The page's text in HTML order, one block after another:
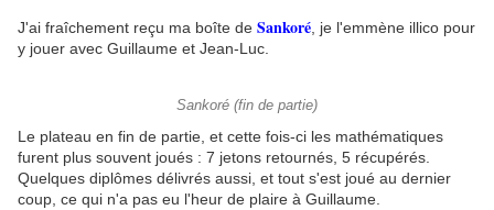
J'ai fraîchement reçu ma boîte de Sankoré , je l'emmène illico pour
y jouer avec Guillaume et Jean-Luc.
Sankoré (fin de partie)
Le plateau en fin de partie, et cette fois-ci les mathématiques
furent plus souvent joués : 7 jetons retournés, 5 récupérés.
Quelques diplômes délivrés aussi, et tout s'est joué au dernier
coup, ce qui n'a pas eu l'heur de plaire à Guillaume.